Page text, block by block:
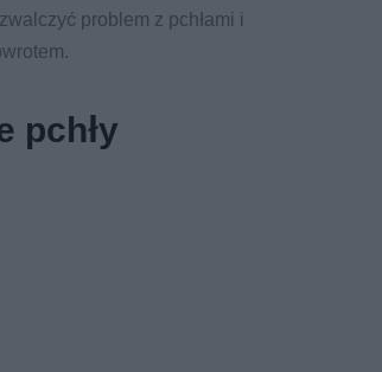
problem z pchłami i
pchły